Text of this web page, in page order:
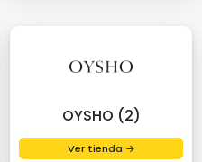
OYSHO (2)
Ver tienda →